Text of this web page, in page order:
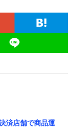
済店舗で商品運